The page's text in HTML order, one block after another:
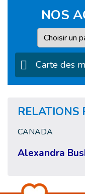
NOS
Pays
Carte des
RELATIONS
CANADA
Alexandra